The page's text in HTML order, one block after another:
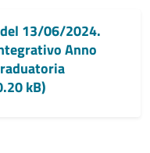
13/06/2024.
Anno
kB)